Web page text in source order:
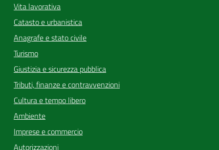
Vita lavorativa
Catasto e urbanistica
Anagrafe e stato civile
Turismo
Giustizia e sicurezza pubblica
Tributi, finanze e contravvenzioni
Cultura e tempo libero
Ambiente
Imprese e commercio
Autorizzazioni